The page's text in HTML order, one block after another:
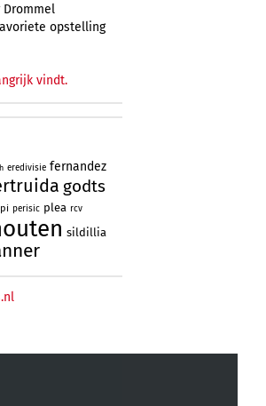
Drommel
opstelling
vindt.
eredivisie fernandez
godts
perisic plea rcv
sildillia